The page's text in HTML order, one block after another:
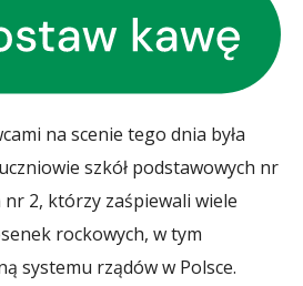
na scenie tego dnia była
szkół podstawowych nr
2, którzy zaśpiewali wiele
rockowych, w tym
systemu rządów w Polsce.